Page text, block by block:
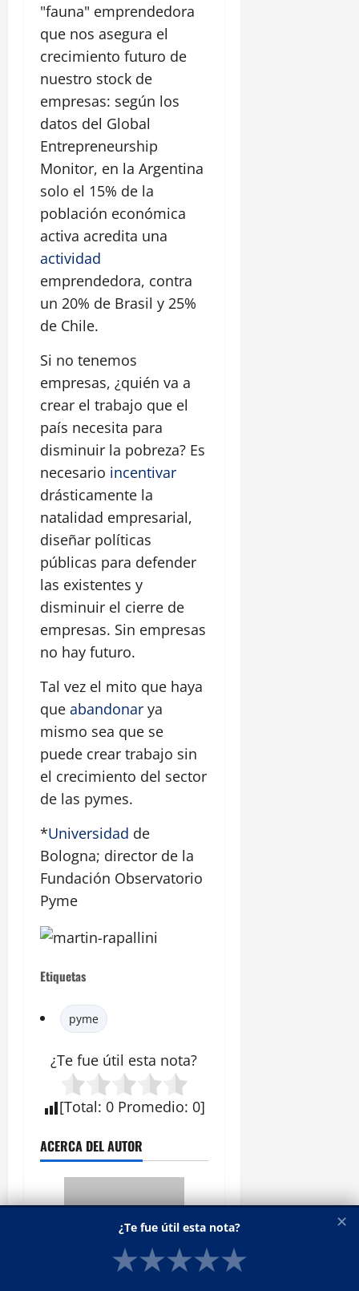
"fauna" emprendedora
que nos asegura el
crecimiento futuro de
nuestro stock de
empresas: según los
datos del Global
Entrepreneurship
Monitor, en la Argentina
solo el 15% de la
población económica
activa acredita una
actividad
emprendedora, contra
un 20% de Brasil y 25%
de Chile.
Si no tenemos
empresas, ¿quién va a
crear el trabajo que el
país necesita para
disminuir la pobreza? Es
necesario incentivar
drásticamente la
natalidad empresarial,
diseñar políticas
públicas para defender
las existentes y
disminuir el cierre de
empresas. Sin empresas
no hay futuro.
Tal vez el mito que haya
que abandonar ya
mismo sea que se
puede crear trabajo sin
el crecimiento del sector
de las pymes.
*Universidad de
Bologna; director de la
Fundación Observatorio
Pyme
Etiquetas
pyme
¿Te fue útil esta nota?
[Total: 0 Promedio: 0]
ACERCA DEL AUTOR
✕
¿Te fue útil esta nota?
★★★★★